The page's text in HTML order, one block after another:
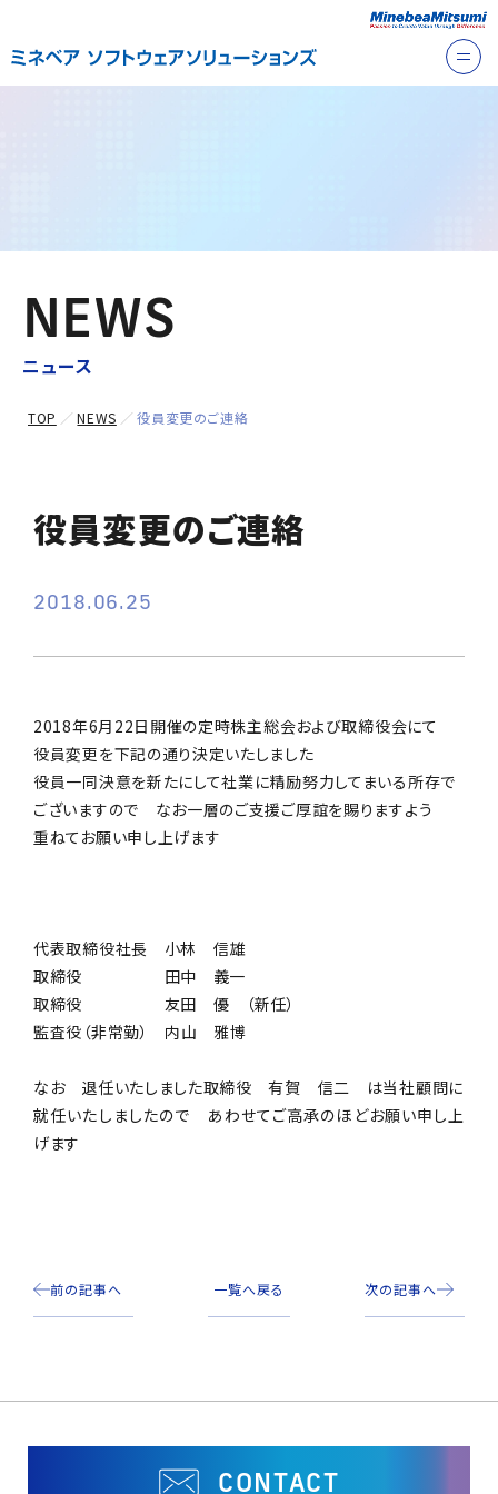
NEWS
ニュース
TOP NEWS 役員変更のご連絡
役員変更のご連絡
2018.06.25
2018年6月22日開催の定時株主総会および取締役会にて
役員変更を下記の通り決定いたしました
役員一同決意を新たにして社業に精励努力してまいる所存で
ございますので なお一層のご支援ご厚誼を賜りますよう
重ねてお願い申し上げます
代表取締役社長 小林 信雄
取締役 田中 義一
取締役 友田 優 （新任）
監査役（非常勤） 内山 雅博
なお 退任いたしました取締役 有賀 信二 は当社顧問に
就任いたしましたので あわせてご高承のほどお願い申し上
げます
前の記事へ 一覧へ戻る 次の記事へ
CONTACT